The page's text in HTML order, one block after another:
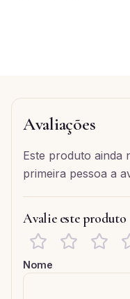
Avaliações
Este produto ainda
primeira pessoa a
Avalie este produto
Nome